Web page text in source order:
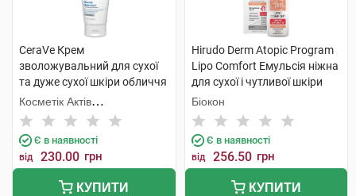
CeraVe Крем
зволожувальний для сухої
та дуже сухої шкіри обличчя
та тіла 50 мл 1 туба
Косметік Актів
Інтернаціональ
Є в наявності
від 230.00 грн
КУПИТИ
Hirudo Derm Atopic Program
Lipo Comfort Емульсія ніжна
для сухої і чутливої шкіри
400 мл 1 флакон
Біокон
Є в наявності
від 256.50 грн
КУПИТИ